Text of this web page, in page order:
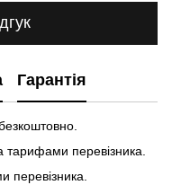
Гарантія
перевізника.
перевізника.